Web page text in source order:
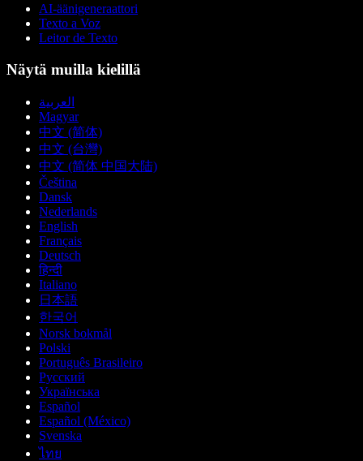
AI-äänigeneraattori
Texto a Voz
Leitor de Texto
Näytä muilla kielillä
العربية
Magyar
中文 (简体)
中文 (台灣)
中文 (简体 中国大陆)
Čeština
Dansk
Nederlands
English
Français
Deutsch
हिन्दी
Italiano
日本語
한국어
Norsk bokmål
Polski
Português Brasileiro
Русский
Українська
Español
Español (México)
Svenska
ไทย